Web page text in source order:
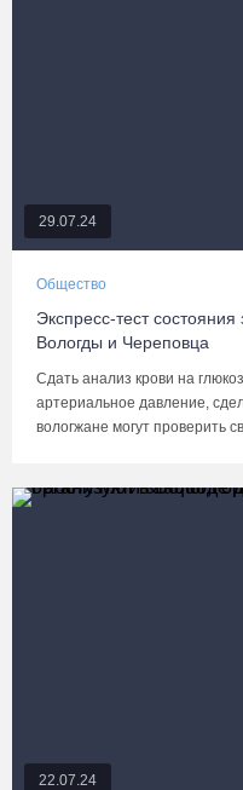
29.07.24
Общество
Экспресс-тест
Вологды и Череповца
Сдать анализ крови на
артериальное давление,
вологжане могут проверить
22.07.24